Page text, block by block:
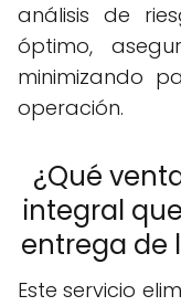
análisis de
óptimo,
minimizando
operación.
¿Qué
integral
entrega de
Este servicio